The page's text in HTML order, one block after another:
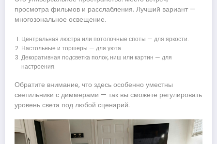
просмотра фильмов и расслабления. Лучший вариант —
многозональное освещение.
Центральная люстра или потолочные споты — для яркости.
Настольные и торшеры — для уюта.
Декоративная подсветка полок, ниш или картин — для
настроения.
Обратите внимание, что здесь особенно уместны
светильники с диммерами — так вы сможете регулировать
уровень света под любой сценарий.